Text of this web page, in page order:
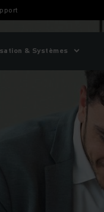
& Systèmes